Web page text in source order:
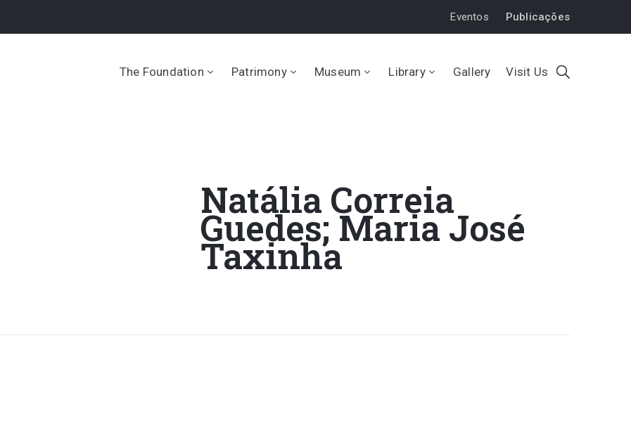
Eventos Publicações
The Foundation Patrimony Museum Library Gallery Visit Us
Natália Correia
Guedes; Maria José
Taxinha